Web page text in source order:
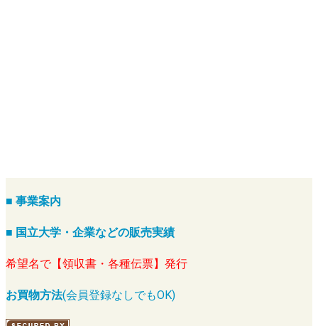
■ 事業案内
■ 国立大学・企業などの販売実績
希望名で【領収書・各種伝票】発行
お買物方法(会員登録なしでもOK)